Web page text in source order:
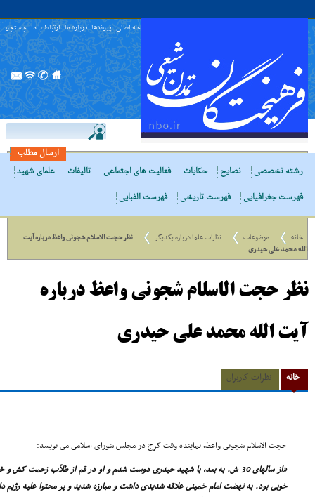
صفحه اصلی پیوندها درباره ما ارتباط با ما جستجو
ارسال مطلب
رشته تخصصی
نصایح حکایات فعالیت های اجتماعی تالیفات
علمای شهید
فهرست جغرافیایی
فهرست تاریخی فهرست الفبایی
خانه موضوعات نظرات علما درباره یکدیگر
نظر حجت الاسلام شجونى واعظ درباره آیت
الله محمد علی حیدری
نظر حجت الاسلام شجونى واعظ درباره
آیت الله محمد علی حیدری
خانه نظرات کاربران
حجت الاسلام شجونى واعظ، نماینده وقت کرج در مجلس شوراى اسلامى مى نویسد:
«از سالهاى 30 ش. به بعد، با شهید حیدرى دوست شدم و او در قم از طلاّب زحمت
خوبى بود. به نهضت امام خمینى علاقه شدیدى داشت و مبارزه شدید و پر محتوا علیه